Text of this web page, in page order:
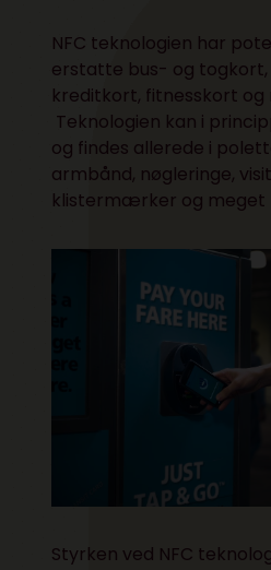
NFC teknologien har
erstatte bus- og togkort,
kreditkort, fitnesskort
Teknologien kan i
og findes allerede i
armbånd, nøgleringe,
klistermærker og meget
Styrken ved NFC